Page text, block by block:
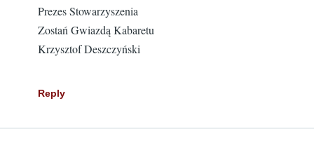
Prezes Stowarzyszenia
Zostań Gwiazdą Kabaretu
Krzysztof Deszczyński
Reply